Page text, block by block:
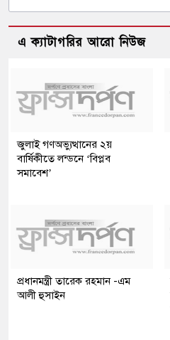
এ ক্যাটাগরির আরো নিউজ
জুলাই গণঅভ্যুত্থানের ২য়
বার্ষিকীতে লন্ডনে ‘বিপ্লব
সমাবেশ’
প্রধানমন্ত্রী তারেক রহমান -এম
আলী হুসাইন